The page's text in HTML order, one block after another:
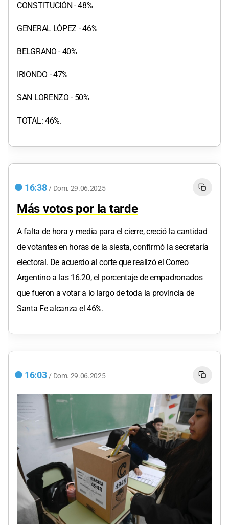
CONSTITUCIÓN - 48%
GENERAL LÓPEZ - 46%
BELGRANO - 40%
IRIONDO - 47%
SAN LORENZO - 50%
TOTAL: 46%.
16:38 / Dom. 29.06.2025
Más votos por la tarde
A falta de hora y media para el cierre, creció la cantidad
de votantes en horas de la siesta, confirmó la secretaría
electoral. De acuerdo al corte que realizó el Correo
Argentino a las 16.20, el porcentaje de empadronados
que fueron a votar a lo largo de toda la provincia de
Santa Fe alcanza el 46%.
16:03 / Dom. 29.06.2025